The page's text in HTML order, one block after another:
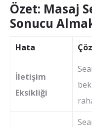
Özet: Masaj
Sonucu
Hata
İletişim
Eksikliği